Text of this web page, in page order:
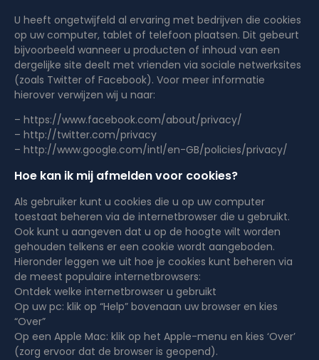
U heeft ongetwijfeld al ervaring met bedrijven die cookies
op uw computer, tablet of telefoon plaatsen. Dit gebeurt
bijvoorbeeld wanneer u producten of inhoud van een
dergelijke site deelt met vrienden via sociale netwerksites
(zoals Twitter of Facebook). Voor meer informatie
hierover verwijzen wij u naar:
– https://www.facebook.com/about/privacy/
– http://twitter.com/privacy
– http://www.google.com/intl/en-GB/policies/privacy/
Hoe kan ik mij afmelden voor cookies?
Als gebruiker kunt u cookies die u op uw computer
toestaat beheren via de internetbrowser die u gebruikt.
Ook kunt u aangeven dat u op de hoogte wilt worden
gehouden telkens er een cookie wordt aangeboden.
Hieronder leggen we uit hoe je cookies kunt beheren via
de meest populaire internetbrowsers:
Ontdek welke internetbrowser u gebruikt
Op uw pc: klik op “Help” bovenaan uw browser en kies
“Over”
Op een Apple Mac: klik op het Apple-menu en kies ‘Over’
(zorg ervoor dat de browser is geopend).